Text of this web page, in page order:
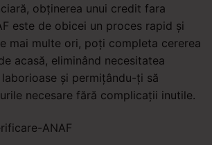
obținerea unui credit fara
este de obicei un proces rapid și
mai multe ori, poți completa cererea
acasă, eliminând necesitatea
și permițându-ți să
necesare fără complicații inutile.